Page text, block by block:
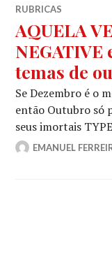
RUBRICAS
AQUELA
NEGATIVE
temas de
Se Dezembro é o
então Outubro só
seus imortais
EMANUEL